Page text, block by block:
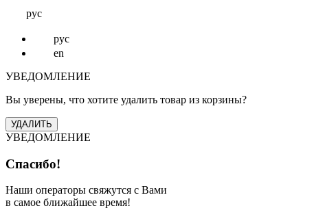
рус
рус
en
УВЕДОМЛЕНИЕ
Вы уверены, что хотите удалить товар из корзины?
УВЕДОМЛЕНИЕ
Спасибо!
Наши операторы свяжутся с Вами
в самое ближайшее время!